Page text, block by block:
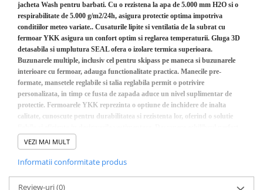
Accesorii
Produse de Intretinere
Barbati
Pantaloni
Caciuli
Jachete
Sosete
Imbracaminte de corp
Jachete copii
jacheta Wash pentru barbati. Cu o rezistena la apa de 5.000 mm H2O si o
respirabilitate de 5.000 g/m2/24h, asigura protectie optima impotriva
conditiilor meteo variate.. Cusaturile lipite si ventilatia de la subrat cu
fermoar YKK asigura un confort optim si reglarea temperaturii. Gluga 3D
detasabila si umplutura SEAL ofera o izolare termica superioara.
Buzunarele multiple, inclusiv cel pentru skipass pe maneca si buzunarele
interioare cu fermoar, adauga functionalitate practica. Manecile pre-
formate, mansetele reglabile si talia reglabila permit o potrivire
personalizata, in timp ce fusta de zapada aduce un nivel suplimentar de
protectie. Fermoarele YKK reprezinta o optiune de inchidere de inalta
calitate, cunoscute pentru durabilitatea si rezistenta lor, oferind o solutie
dintre performanta si confort in aceasta jacheta conceputa pentru a
satisface cerintele exigente ale pasionatilor de schi.
Impermeabilitate:50000mlH2O
VEZI MAI MULT
Informatii conformitate produs
Review-uri(0)